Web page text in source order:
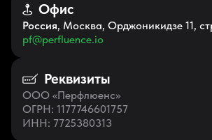
Офис
Россия, Москва, Орджоникидзе 11,
pf@perfluence.io
Реквизиты
ООО «Перфлюенс»
ОГРН: 1177746601757
ИНН: 7725380313